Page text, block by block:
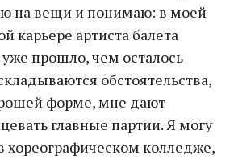
на вещи и понимаю: в моей
карьере артиста балета
прошло, чем осталось
обстоятельства,
форме, мне дают
главные партии. Я могу
хореографическом колледже,